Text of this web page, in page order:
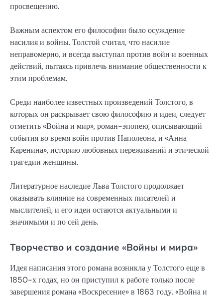
просвещению.
Важным аспектом его философии было осуждение
насилия и войны. Толстой считал, что насилие
неправомерно, и всегда выступал против войн и военных
действий, пытаясь привлечь внимание общественности к
этим проблемам.
Среди наиболее известных произведений Толстого, в
которых он раскрывает свою философию и идеи, следует
отметить «Война и мир», роман-эпопею, описывающий
события во время войн против Наполеона, и «Анна
Каренина», историю любовных переживаний и этической
трагедии женщины.
Литературное наследие Льва Толстого продолжает
оказывать влияние на современных писателей и
мыслителей, и его идеи остаются актуальными и
значимыми и по сей день.
Творчество и создание «Войны и мира»
Идея написания этого романа возникла у Толстого еще в
1850-х годах, но он приступил к работе только после
завершения романа «Воскресение» в 1863 году. «Война и